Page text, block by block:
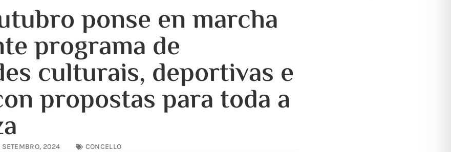
ponse en marcha
programa de
culturais, deportivas e
propostas para toda a
SETEMBRO, 2024 CONCELLO